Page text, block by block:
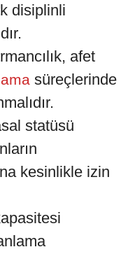
disiplinli
afet
süreçlerinde
statüsü
kesinlikle izin